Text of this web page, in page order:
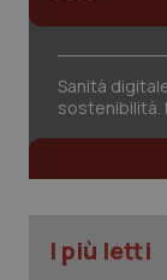
Sanità
sostenibilità.
I più letti